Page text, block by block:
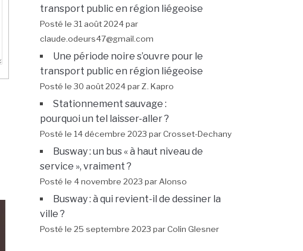
transport public en région liégeoise
Posté le 31 août 2024 par
claude.odeurs47@gmail.com
Une période noire s’ouvre pour le
transport public en région liégeoise
Posté le 30 août 2024 par Z. Kapro
Stationnement sauvage :
pourquoi un tel laisser-aller ?
Posté le 14 décembre 2023 par Crosset-Dechany
Busway : un bus « à haut niveau de
service », vraiment ?
Posté le 4 novembre 2023 par Alonso
Busway : à qui revient-il de dessiner la
ville ?
Posté le 25 septembre 2023 par Colin Glesner